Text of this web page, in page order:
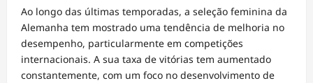
Ao longo das últimas temporadas, a seleção feminina da
Alemanha tem mostrado uma tendência de melhoria no
desempenho, particularmente em competições
internacionais. A sua taxa de vitórias tem aumentado
constantemente, com um foco no desenvolvimento de